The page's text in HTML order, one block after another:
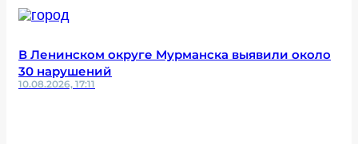
В Ленинском округе Мурманска выявили около
30 нарушений
10.08.2026, 17:11